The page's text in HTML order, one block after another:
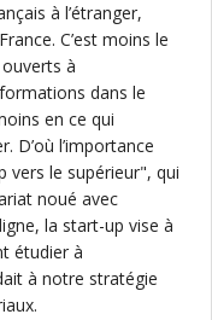
à l’étranger,
C’est moins le
à
dans le
en ce qui
D’où l’importance
vers le supérieur", qui
noué avec
la start-up vise à
étudier à
à notre stratégie